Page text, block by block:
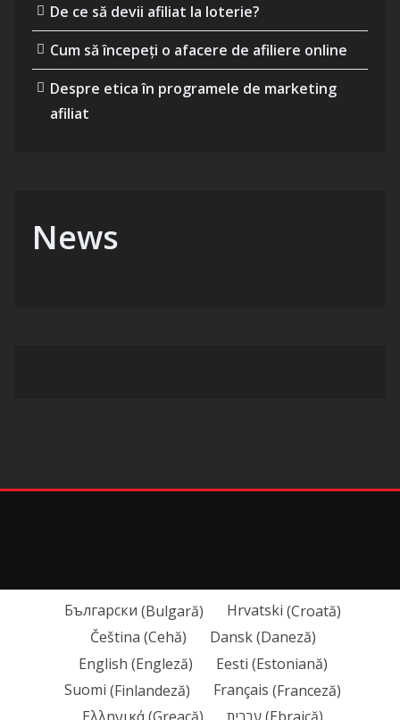
De ce să devii afiliat la loterie?
Cum să începeți o afacere de afiliere online
Despre etica în programele de marketing
afiliat
News
Български (Bulgară) Hrvatski (Croată)
Čeština (Cehă) Dansk(Daneză)
English (Engleză) Eesti (Estoniană)
Suomi (Finlandeză) Français (Franceză)